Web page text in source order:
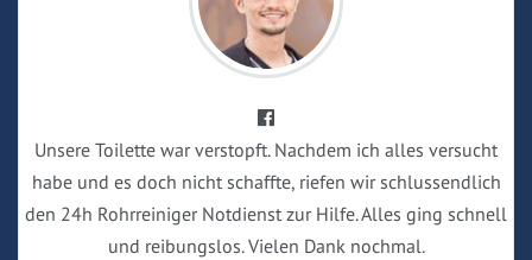
Unsere Toilette war verstopft. Nachdem ich alles versucht
habe und es doch nicht schaffte, riefen wir schlussendlich
den 24h Rohrreiniger Notdienst zur Hilfe. Alles ging schnell
und reibungslos. Vielen Dank nochmal.